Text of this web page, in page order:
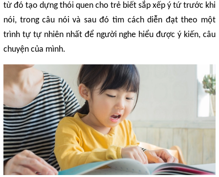
từ đó tạo dựng thói quen cho trẻ biết sắp xếp ý tứ trước khi
nói, trong câu nói và sau đó tìm cách diễn đạt theo một
trình tự tự nhiên nhất để người nghe hiểu được ý kiến, câu
chuyện của mình.